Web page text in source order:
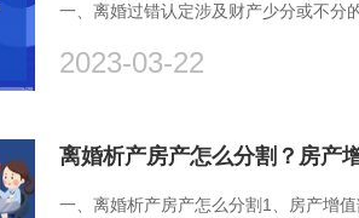
一、离婚过错认定涉及财产少分或不分
2023-03-22
离婚析产房产怎么分割？房产
一、离婚析产房产怎么分割1、房产增